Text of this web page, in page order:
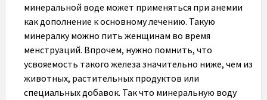
минеральной воде может применяться при анемии
как дополнение к основному лечению. Такую
минералку можно пить женщинам во время
менструаций. Впрочем, нужно помнить, что
усвояемость такого железа значительно ниже, чем из
животных, растительных продуктов или
специальных добавок. Так что минеральную воду